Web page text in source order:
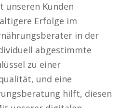
Kunden
Erfolge im
in der
abgestimmte
zu einer
und eine
hilft, diesen